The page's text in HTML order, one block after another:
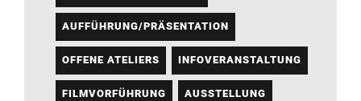
AUFFÜHRUNG/PRÄSENTATION
OFFENE ATELIERS INFOVERANSTALTUNG
FILMVORFÜHRUNG AUSSTELLUNG